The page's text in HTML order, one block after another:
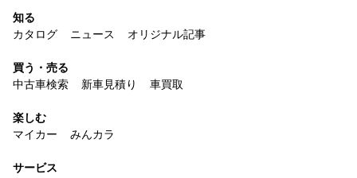
知る
カタログ
ニュース オリジナル記事
買う・売る
中古車検索
新車見積り 車買取
楽しむ
マイカー
みんカラ
サービス